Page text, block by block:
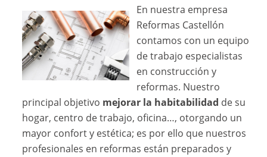
En nuestra empresa
Reformas Castellón
contamos con un equipo
de trabajo especialistas
en construcción y
reformas. Nuestro
principal objetivo mejorar la habitabilidad de su
hogar, centro de trabajo, oficina…, otorgando un
mayor confort y estética; es por ello que nuestros
profesionales en reformas están preparados y